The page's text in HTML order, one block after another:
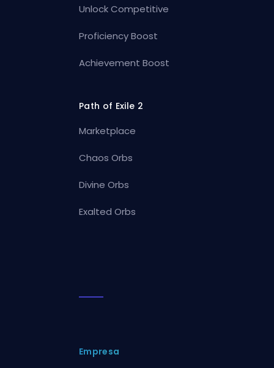
Unlock Competitive
Proficiency Boost
Achievement Boost
Path of Exile 2
Marketplace
Chaos Orbs
Divine Orbs
Exalted Orbs
Empresa